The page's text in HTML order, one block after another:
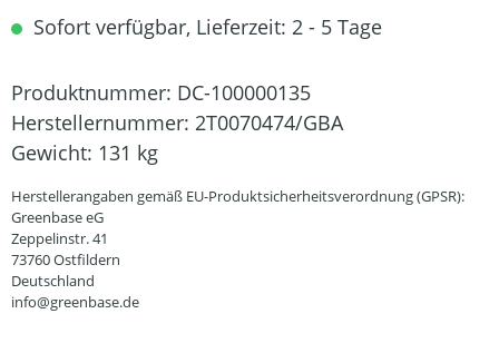
Sofort verfügbar, Lieferzeit: 2 - 5 Tage
Produktnummer: DC-100000135
Herstellernummer: 2T0070474/GBA
Gewicht: 131 kg
Herstellerangaben gemäß EU-Produktsicherheitsverordnung (GPSR):
Greenbase eG
Zeppelinstr. 41
73760 Ostfildern
Deutschland
info@greenbase.de